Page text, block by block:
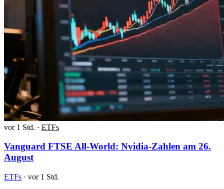
vor 1 Std. · ETFs
Vanguard FTSE All-World: Nvidia-Zahlen am 26.
August
ETFs · vor 1 Std.